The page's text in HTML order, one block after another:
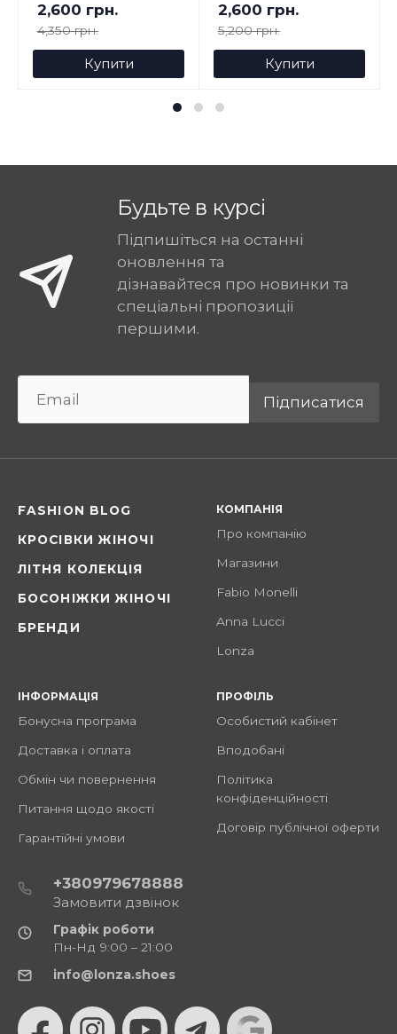
2,600 грн.
4,350 грн.
Купити
2,600 грн.
5,200 грн.
Купити
Будьте в курсі
Підпишіться на останні
оновлення та
дізнавайтеся про новинки та
спеціальні пропозиції
першими.
Підписатися
FASHION BLOG
КРОСІВКИ ЖІНОЧІ
ЛІТНЯ КОЛЕКЦІЯ
БОСОНІЖКИ ЖІНОЧІ
БРЕНДИ
КОМПАНІЯ
Про компанію
Магазини
Fabio Monelli
Anna Lucci
Lonza
ІНФОРМАЦІЯ
Бонусна програма
Доставка і оплата
Обмін чи повернення
Питання щодо якості
Гарантійні умови
ПРОФІЛЬ
Особистий кабінет
Вподобані
Політика
конфіденційності
Договір публічної оферти
+380979678888
Замовити дзвінок
Графік роботи
Пн-Нд 9:00 – 21:00
info@lonza.shoes